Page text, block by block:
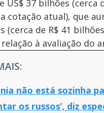
US$ 37 bilhões (cerca
cotação atual), que
(cerca de R$ 41
à avaliação do
não está sozinha
os russos’, diz